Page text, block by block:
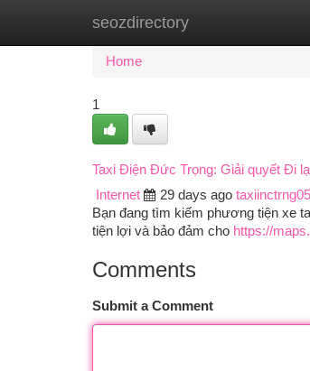
seozdirectory
Home New Site Listings
Home
1
Taxi Điện Đức Trọng: Giải quyết Đi
Internet
29 days ago
Bạn đang tìm kiếm phương tiện xe
tiện lợi và bảo đảm cho https://
Comments
Submit a Comment